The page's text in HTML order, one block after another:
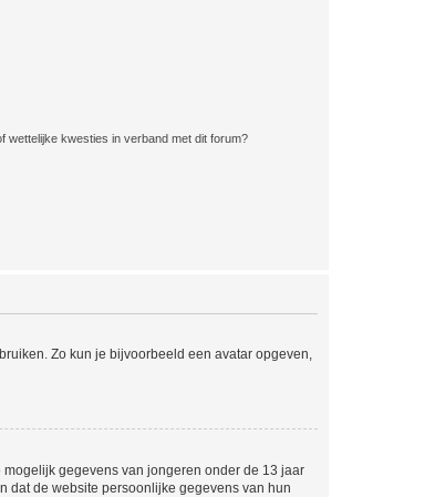
wettelijke kwesties in verband met dit forum?
Zo kun je bijvoorbeeld een avatar opgeven,
mogelijk gegevens van jongeren onder de 13 jaar
dat de website persoonlijke gegevens van hun